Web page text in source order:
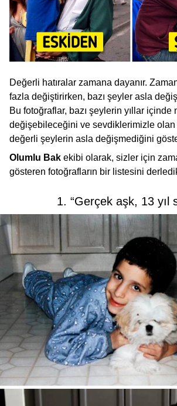
Değerli hatıralar zamana dayanır.
fazla değiştirirken, bazı şeyler asla
Bu fotoğraflar, bazı şeylerin yıllar içinde
değişebileceğini ve sevdiklerimizle
değerli şeylerin asla değişmediğini
Olumlu Bak ekibi olarak, sizler için
gösteren fotoğrafların bir listesini
1. “Gerçek aşk, 13 yıl